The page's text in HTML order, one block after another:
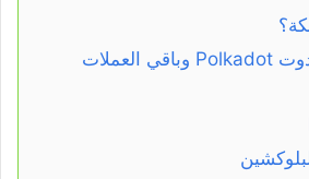
الفرق بين بولكا دوت Polkadot وباقي العملات